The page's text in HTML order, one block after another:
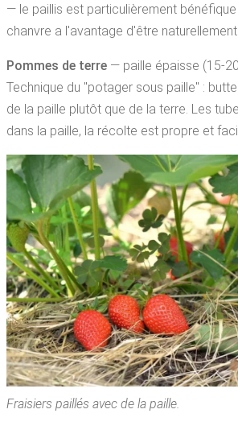
— le paillis est particulièrement bénéfique
chanvre a l'avantage d'être
Pommes de terre — paille épaisse (15-
Technique du "potager sous paille" :
de la paille plutôt que de la terre. Les
dans la paille, la récolte est propre et
Fraisiers paillés avec de la paille.